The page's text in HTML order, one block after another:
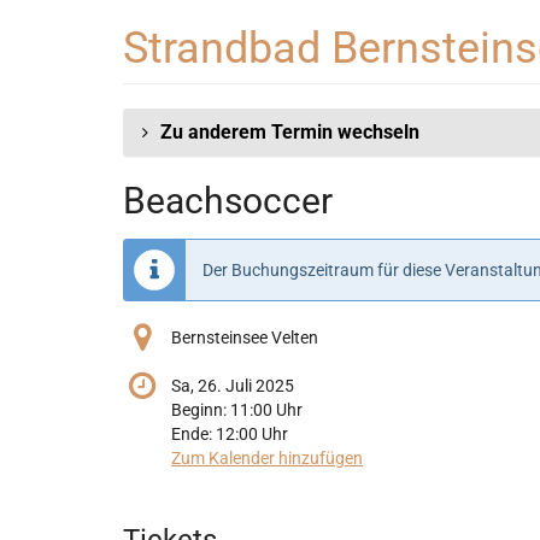
Strandbad
Zu anderem Termin wechseln
Beachsoccer
Der Buchungszeitraum für diese
Bernsteinsee Velten
Sa, 26. Juli 2025
Beginn: 11:00 Uhr
Ende: 12:00 Uhr
Zum Kalender hinzufügen